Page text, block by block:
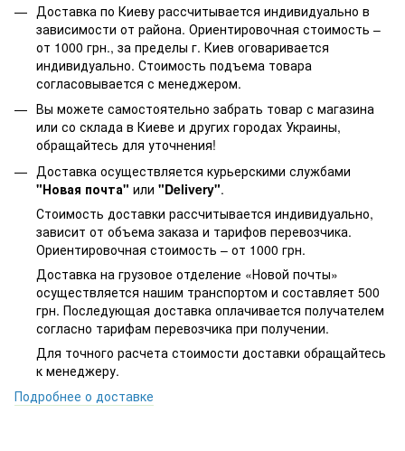
Доставка по Киеву рассчитывается индивидуально в
зависимости от района. Ориентировочная стоимость –
от 1000 грн., за пределы г. Киев оговаривается
индивидуально. Стоимость подъема товара
согласовывается с менеджером.
Вы можете самостоятельно забрать товар с магазина
или со склада в Киеве и других городах Украины,
обращайтесь для уточнения!
Доставка осуществляется курьерскими службами
"Новая почта" или "Delivery".
Стоимость доставки рассчитывается индивидуально,
зависит от объема заказа и тарифов перевозчика.
Ориентировочная стоимость – от 1000 грн.
Доставка на грузовое отделение «Новой почты»
осуществляется нашим транспортом и составляет 500
грн. Последующая доставка оплачивается получателем
согласно тарифам перевозчика при получении.
Для точного расчета стоимости доставки обращайтесь
к менеджеру.
Подробнее о доставке